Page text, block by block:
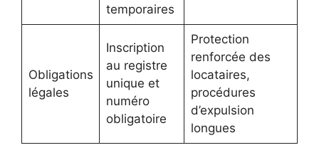
temporaires
Obligations
légales
Inscription
au registre
unique et
numéro
obligatoire
Protection
renforcée des
locataires,
procédures
d’expulsion
longues